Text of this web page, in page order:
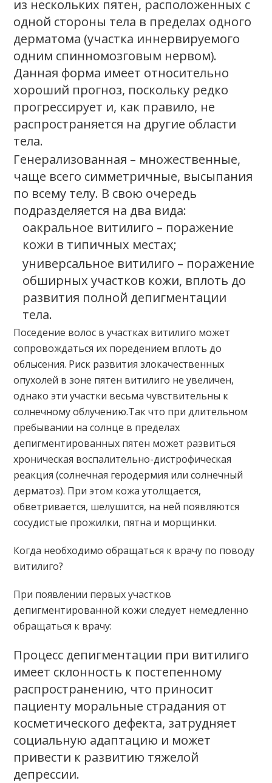
из нескольких пятен, расположенных с
одной стороны тела в пределах одного
дерматома (участка иннервируемого
одним спинномозговым нервом).
Данная форма имеет относительно
хороший прогноз, поскольку редко
прогрессирует и, как правило, не
распространяется на другие области
тела.
Генерализованная – множественные,
чаще всего симметричные, высыпания
по всему телу. В свою очередь
подразделяется на два вида:
oакральное витилиго – поражение
кожи в типичных местах;
универсальное витилиго – поражение
обширных участков кожи, вплоть до
развития полной депигментации
тела.
Поседение волос в участках витилиго может
сопровождаться их поредением вплоть до
облысения. Риск развития злокачественных
опухолей в зоне пятен витилиго не увеличен,
однако эти участки весьма чувствительны к
солнечному облучению.Так что при длительном
пребывании на солнце в пределах
депигментированных пятен может развиться
хроническая воспалительно-дистрофическая
реакция (солнечная геродермия или солнечный
дерматоз). При этом кожа утолщается,
обветривается, шелушится, на ней появляются
сосудистые прожилки, пятна и морщинки.
Когда необходимо обращаться к врачу по поводу
витилиго?
При появлении первых участков
депигментированной кожи следует немедленно
обращаться к врачу:
Процесс депигментации при витилиго
имеет склонность к постепенному
распространению, что приносит
пациенту моральные страдания от
косметического дефекта, затрудняет
социальную адаптацию и может
привести к развитию тяжелой
депрессии.